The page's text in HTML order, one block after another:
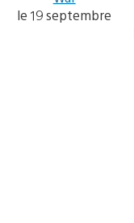
le 19 septembre